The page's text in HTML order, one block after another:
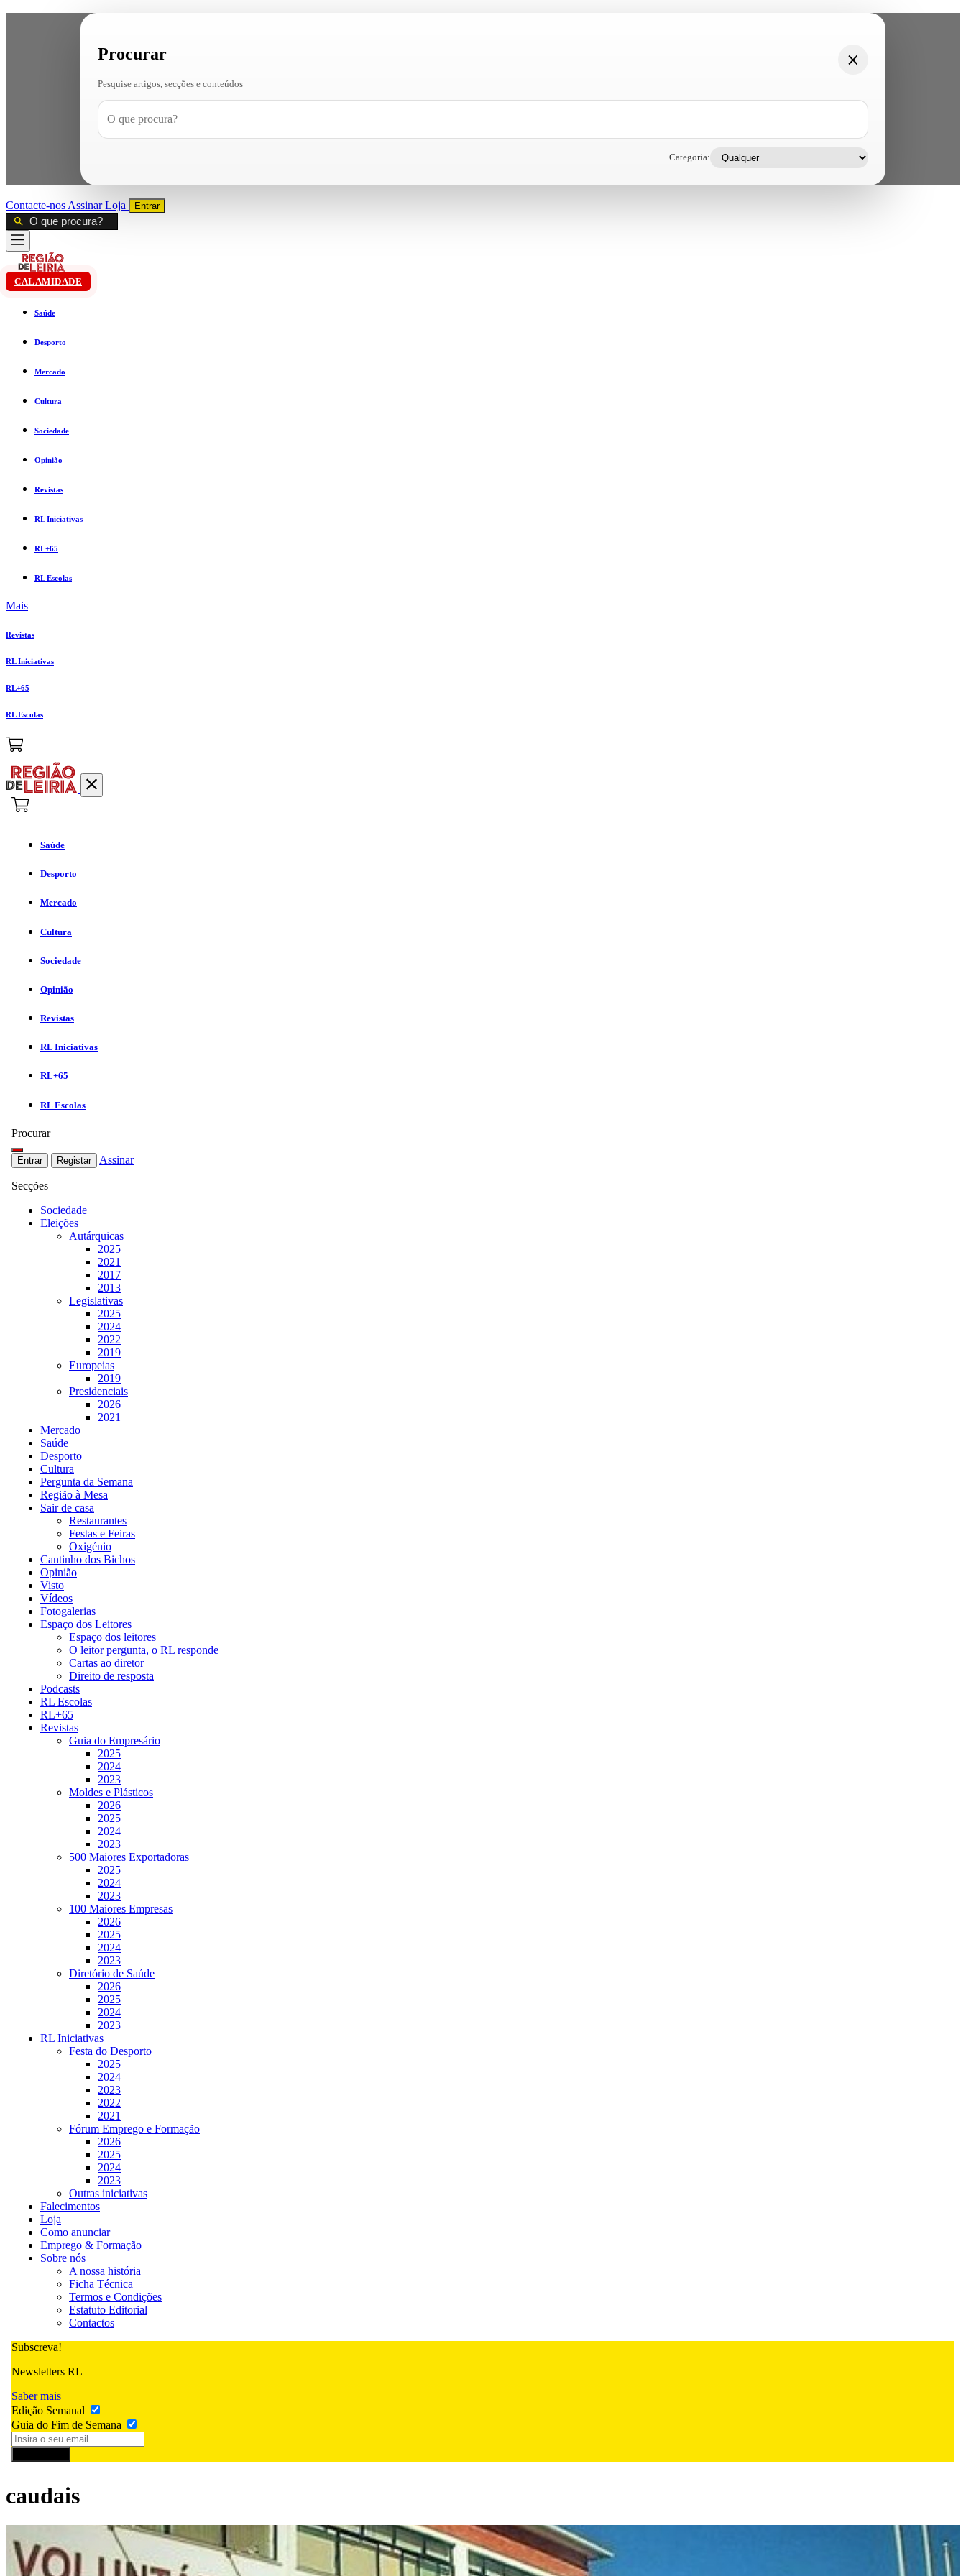
Procurar
Pesquise artigos, secções e conteúdos
Categoria:
Contacte-nos AssinarLoja Entrar
CALAMIDADE
Saúde
Desporto
Mercado
Cultura
Sociedade
Opinião
Revistas
RL Iniciativas
RL+65
RL Escolas
Mais
Revistas
RL Iniciativas
RL+65
RL Escolas
Saúde
Desporto
Mercado
Cultura
Sociedade
Opinião
Revistas
RL Iniciativas
RL+65
RL Escolas
Procurar
Entrar Registar Assinar
Secções
Sociedade
Eleições
Autárquicas
2025
2021
2017
2013
Legislativas
2025
2024
2022
2019
Europeias
2019
Presidenciais
2026
2021
Mercado
Saúde
Desporto
Cultura
Pergunta da Semana
Região à Mesa
Sair de casa
Restaurantes
Festas e Feiras
Oxigénio
Cantinho dos Bichos
Opinião
Visto
Vídeos
Fotogalerias
Espaço dos Leitores
Espaço dos leitores
O leitor pergunta, o RL responde
Cartas ao diretor
Direito de resposta
Podcasts
RL Escolas
RL+65
Revistas
Guia do Empresário
2025
2024
2023
Moldes e Plásticos
2026
2025
2024
2023
500 Maiores Exportadoras
2025
2024
2023
100 Maiores Empresas
2026
2025
2024
2023
Diretório de Saúde
2026
2025
2024
2023
RL Iniciativas
Festa do Desporto
2025
2024
2023
2022
2021
Fórum Emprego e Formação
2026
2025
2024
2023
Outras iniciativas
Falecimentos
Loja
Como anunciar
Emprego & Formação
Sobre nós
A nossa história
Ficha Técnica
Termos e Condições
Estatuto Editorial
Contactos
Subscreva!
Newsletters RL
Saber mais
Edição Semanal
Guia do Fim de Semana
caudais